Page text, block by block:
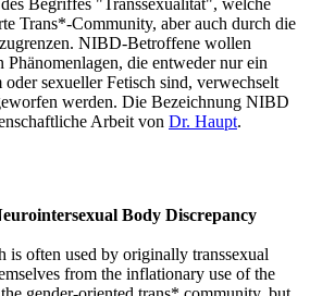
Trans*-Community, aber auch durch die
NIBD-Betroffene wollen
Phänomenlagen, die entweder nur ein
sexueller Fetisch sind, verwechselt
werden. Die Bezeichnung NIBD
Arbeit von Dr. Haupt.
Body Discrepancy
is often used by originally transsexual
from the inflationary use of the